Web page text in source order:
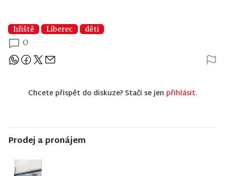
hřiště Liberec děti
0
Sdílejte článek
Chcete přispět do diskuze? Stačí se jen přihlásit.
Prodej a pronájem